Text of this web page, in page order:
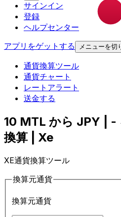
サインイン
登録
ヘルプセンター
アプリをゲットする
メニューを切
通貨換算ツール
通貨チャート
レートアラート
送金する
10 MTL から JPY | -
換算 | Xe
XE通貨換算ツール
換算元通貨
換算元通貨